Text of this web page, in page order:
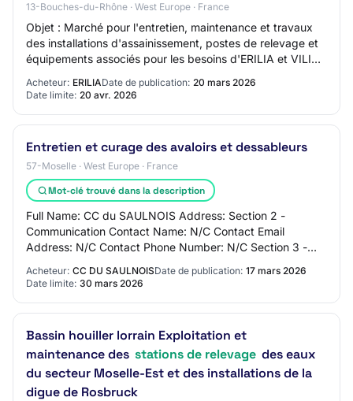
13-Bouches-du-Rhône · West Europe · France
Objet : Marché pour l'entretien, maintenance et travaux
des installations d'assainissement, postes de relevage et
équipements associés pour les besoins d'ERILIA et VILIA.
Acheteur: ERILIADate de publication: 20 mars 2026
Date limite: 20 avr. 2026
Entretien et curage des avaloirs et dessableurs
57-Moselle · West Europe · France
Mot-clé trouvé dans la description
Full Name: CC du SAULNOIS Address: Section 2 -
Communication Contact Name: N/C Contact Email
Address: N/C Contact Phone Number: N/C Section 3 -
Acheteur: CC DU SAULNOISDate de publication: 17 mars 2026
Date limite: 30 mars 2026
Bassin houiller lorrain Exploitation et
maintenance des stations de relevage des eaux
du secteur Moselle-Est et des installations de la
digue de Rosbruck